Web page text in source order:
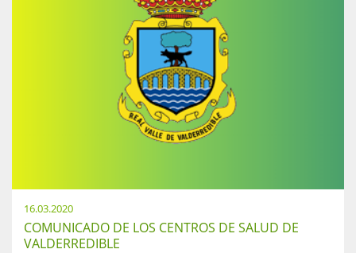
16.03.2020
COMUNICADO DE LOS CENTROS DE SALUD DE
VALDERREDIBLE